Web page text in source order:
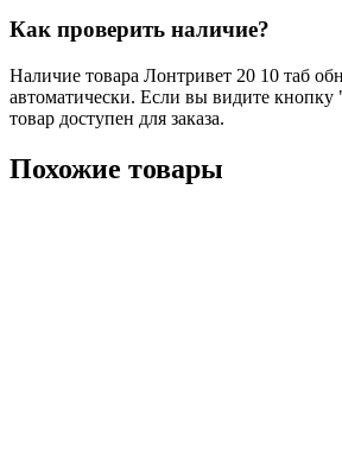
Как проверить наличие?
Наличие товара Лонтривет 20 10 таб
автоматически. Если вы видите кнопку
товар доступен для заказа.
Похожие товары